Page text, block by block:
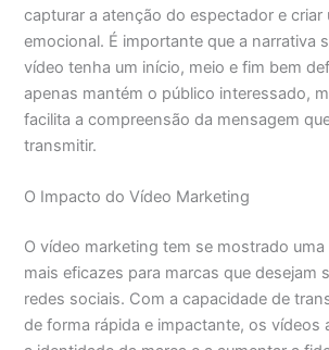
capturar a atenção do espectador e criar
emocional. É importante que a narrativa
vídeo tenha um início, meio e fim bem
apenas mantém o público interessado,
facilita a compreensão da mensagem
transmitir.
O Impacto do Vídeo Marketing
O vídeo marketing tem se mostrado
mais eficazes para marcas que desejam
redes sociais. Com a capacidade de
de forma rápida e impactante, os vídeos